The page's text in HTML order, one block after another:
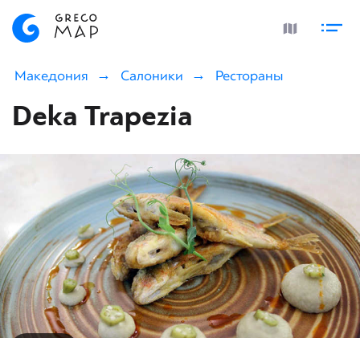
Македония Салоники Рестораны
Deka Trapezia